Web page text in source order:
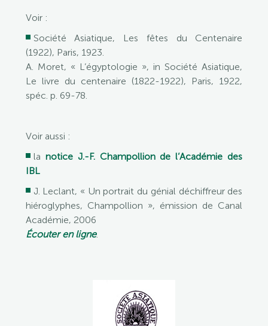
Voir :
Société Asiatique, Les fêtes du Centenaire
(1922), Paris, 1923.
A. Moret, « L’égyptologie », in Société Asiatique,
Le livre du centenaire (1822-1922), Paris, 1922,
spéc. p. 69-78.
Voir aussi :
la notice J.-F. Champollion de l’Académie des
IBL
J. Leclant, « Un portrait du génial déchiffreur des
hiéroglyphes, Champollion », émission de Canal
Académie, 2006
Écouter en ligne.